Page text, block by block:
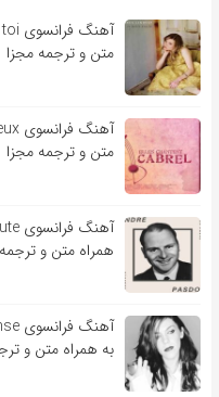
متن و ترجمه مجزا
متن و ترجمه مجزا
همراه متن و
به همراه متن و